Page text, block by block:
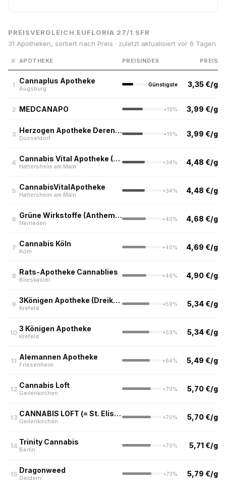
PREISVERGLEICH EUFLORIA 27/1 SFR
31 Apotheken, sortiert nach Preis · zuletzt aktualisiert vor 6 Tagen
# APOTHEKE PREISINDEX PREIS
1 Cannaplus Apotheke
Augsburg
Günstigste 3,35 €/g
2 MEDCANAPO +19% 3,99 €/g
3 Herzogen Apotheke Derendorf
Düsseldorf
+19% 3,99 €/g
4 Cannabis Vital Apotheke (=Rosen Apotheke im Center)
Hattersheim am Main
+34% 4,48 €/g
5 CannabisVitalApotheke
Hattersheim am Main
+34% 4,48 €/g
6 Grüne Wirkstoffe (Anthemis Apotheke)
Herrieden
+40% 4,68 €/g
7 Cannabis Köln
Köln
+40% 4,69 €/g
8 Rats-Apotheke Cannablies
Blieskastel
+46% 4,90 €/g
9 3Königen Apotheke (Dreikönigen Apotheke am Ostwall, Krefeld)
Krefeld
+59% 5,34 €/g
10 3 Königen Apotheke
Krefeld
+59% 5,34 €/g
11 Alemannen Apotheke
Friesenheim
+64% 5,49 €/g
12 Cannabis Loft
Geilenkirchen
+70% 5,70 €/g
13 CANNABIS LOFT (= St. Elisabeth Apotheke)
Geilenkirchen
+70% 5,70 €/g
14 Trinity Cannabis
Berlin
+70% 5,71 €/g
15 Dragonweed
Geldern
+73% 5,79 €/g